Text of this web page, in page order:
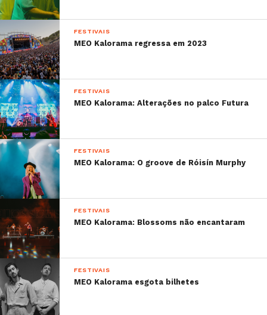
FESTIVAIS
MEO Kalorama regressa em 2023
FESTIVAIS
MEO Kalorama: Alterações no palco Futura
FESTIVAIS
MEO Kalorama: O groove de Róisín Murphy
FESTIVAIS
MEO Kalorama: Blossoms não encantaram
FESTIVAIS
MEO Kalorama esgota bilhetes